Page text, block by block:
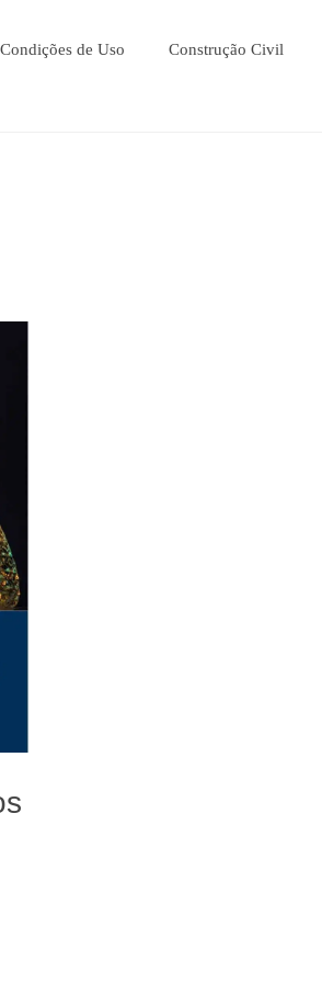
de Uso Construção Civil